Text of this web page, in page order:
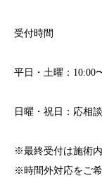
受付時間
平日・土曜：10:00
日曜・祝日：応相談
※最終受付は施術
※時間外対応をご